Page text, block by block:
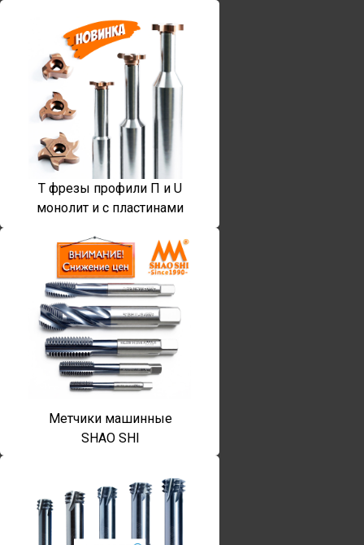
T фрезы профили П и U
монолит и с пластинами
Метчики машинные
SHAO SHI